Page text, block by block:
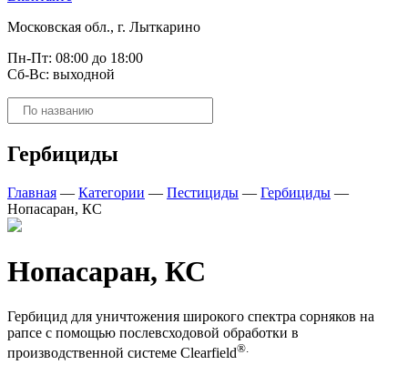
Московская обл., г. Лыткарино
Пн-Пт: 08:00 до 18:00
Сб-Вс: выходной
Поиск
товаров
Гербициды
Главная — Категории — Пестициды — Гербициды —
Нопасаран, КС
Нопасаран, КС
Гербицид для уничтожения широкого спектра сорняков на
рапсе с помощью послевсходовой обработки в
производственной системе Clearfield®.